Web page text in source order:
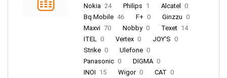
Nokia 24 Philips 1 Alcatel
0
Bq Mobile 46 F+ 0 Ginzzu 0
Maxvi 70 Nobby 0 Texet 14
ITEL 0 Vertex 0 JOY'S 0
Strike 0 Ulefone 0
Panasonic 0 DIGMA 0
INOI 15 Wigor 0 CAT 0